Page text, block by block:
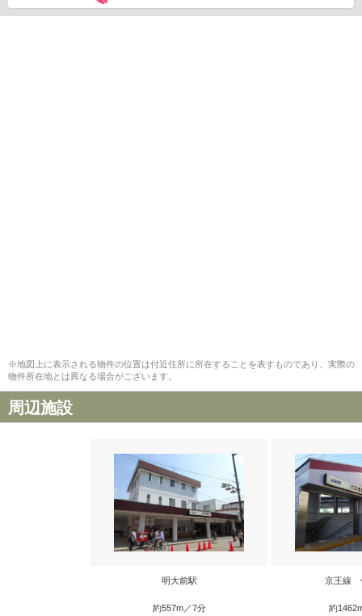
※地図上に表示される物件の位置は付近住所に所在することを表すものであり、実際の
物件所在地とは異なる場合がございます。
周辺施設
明大前駅
約557m／7分
京王線
約